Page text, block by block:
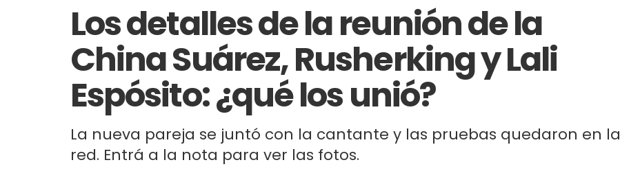
Los detalles de la reunión de la
China Suárez, Rusherking y Lali
Espósito: ¿qué los unió?
La nueva pareja se juntó con la cantante y las pruebas quedaron en la
red. Entrá a la nota para ver las fotos.